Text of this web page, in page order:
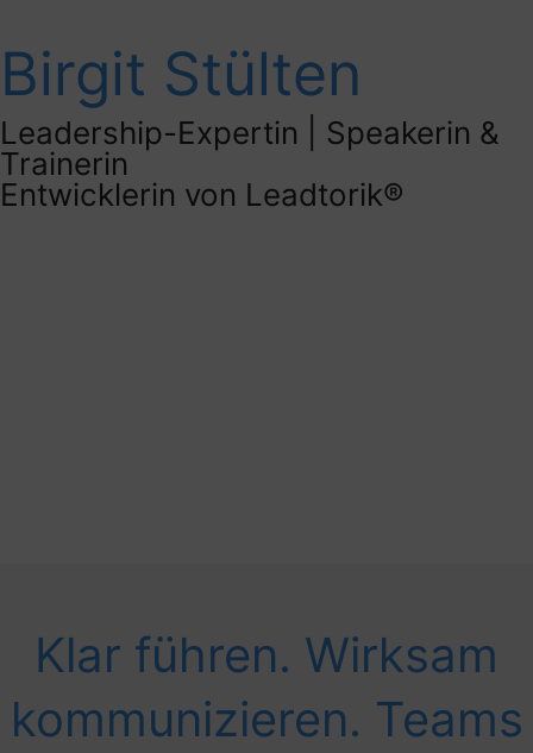
Birgit Stülten
Leadership-Expertin | Speakerin &
Trainerin
Entwicklerin von Leadtorik®
Klar führen. Wirksam
kommunizieren. Teams